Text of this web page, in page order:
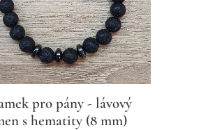
pro pány - lávový
s hematity (8 mm)